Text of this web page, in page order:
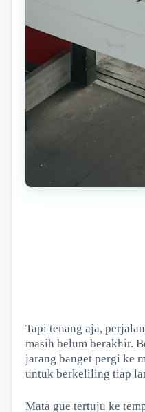
Tapi tenang aja,
masih belum berakhir.
jarang banget pergi ke
untuk berkeliling tiap
Mata gue tertuju ke